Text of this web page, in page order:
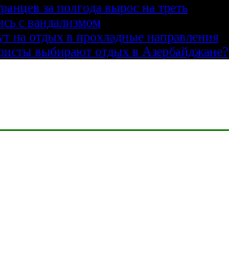
за полгода вырос на треть
с вандализмом
на отдых в прохладные направления
выбирают отдых в Азербайджане?